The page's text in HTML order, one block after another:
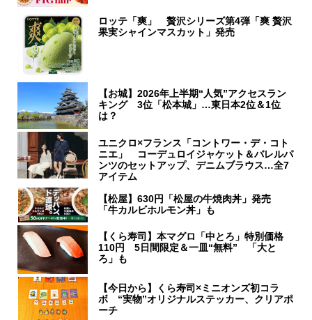
ロッテ「爽」 贅沢シリーズ第4弾「爽 贅沢
果実シャインマスカット」発売
【お城】2026年上半期“人気”アクセスラン
キング 3位「松本城」…東日本2位＆1位
は？
ユニクロ×フランス「コントワー・デ・コト
ニエ」 コーデュロイジャケット＆バレルパ
ンツのセットアップ、デニムブラウス…全7
アイテム
【松屋】630円「松屋の牛焼肉丼」発売
「牛カルビホルモン丼」も
【くら寿司】本マグロ「中とろ」特別価格
110円 5日間限定＆一皿“無料” 「大と
ろ」も
【今日から】くら寿司×ミニオンズ初コラ
ボ “実物”オリジナルステッカー、クリアポ
ーチ